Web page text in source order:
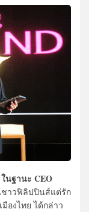
นฐานะ CEO
ชาวฟิลิปปินส์แต่รัก
องไทย ได้กล่าว